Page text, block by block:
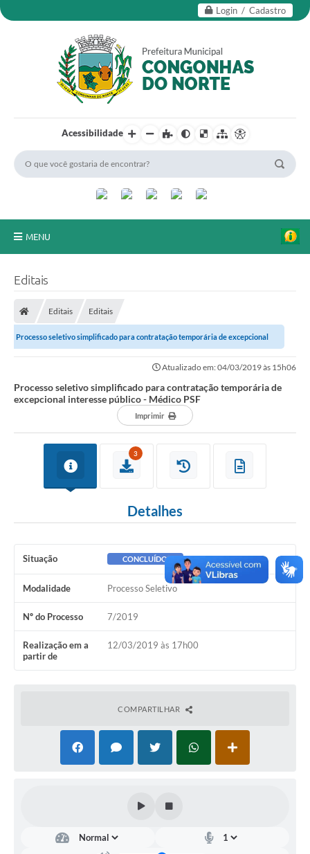
Login / Cadastro
Acessibilidade
MENU
Ouvidoria
Legislação
Carta de Serviços
Serviços Online
Telefones Úteis
Editais
Editais Editais
Processo seletivo simplificado para contratação temporária de excepcional
Atualizado em: 04/03/2019 às 15h06
Processo seletivo simplificado para contratação temporária de
excepcional interesse público - Médico PSF
Imprimir
3
Detalhes
Situação CONCLUÍDO
Modalidade Processo Seletivo
Nº do Processo 7/2019
Realização em a
partir de
12/03/2019 às 17h00
COMPARTILHAR